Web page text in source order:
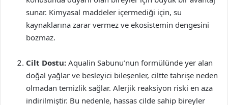
sunar. Kimyasal maddeler içermediği için, su
kaynaklarına zarar vermez ve ekosistemin dengesini
bozmaz.
Cilt Dostu: Aqualin Sabunu’nun formülünde yer alan
doğal yağlar ve besleyici bileşenler, ciltte tahrişe neden
olmadan temizlik sağlar. Alerjik reaksiyon riski en aza
indirilmiştir. Bu nedenle, hassas cilde sahip bireyler